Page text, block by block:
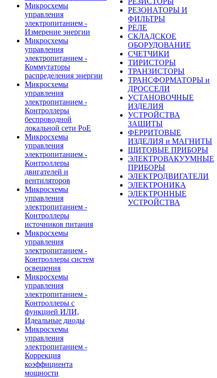
Микросхемы
управления
электропитанием -
Измерение энергии
Микросхемы
управления
электропитанием -
Коммутаторы
распределения энергии
Микросхемы
управления
электропитанием -
Контроллеры
беспроводной
локальной сети PoE
Микросхемы
управления
электропитанием -
Контроллеры
двигателей и
вентиляторов
Микросхемы
управления
электропитанием -
Контроллеры
источников питания
Микросхемы
управления
электропитанием -
Контроллеры систем
освещения
Микросхемы
управления
электропитанием -
Контроллеры с
функцией ИЛИ,
Идеальные диоды
Микросхемы
управления
электропитанием -
Коррекция
коэффициента
мощности
РЕЗОНАТОРЫ И
ФИЛЬТРЫ
РЕЛЕ
СКЛАДСКОЕ
ОБОРУДОВАНИЕ
СЧЕТЧИКИ
ТИРИСТОРЫ
ТРАНЗИСТОРЫ
ТРАНСФОРМАТОРЫ и
ДРОССЕЛИ
УСТАНОВОЧНЫЕ
ИЗДЕЛИЯ
УСТРОЙСТВА
ЗАЩИТЫ
ФЕРРИТОВЫЕ
ИЗДЕЛИЯ и МАГНИТЫ
ЩИТОВЫЕ ПРИБОРЫ
ЭЛЕКТРОВАКУУМНЫЕ
ПРИБОРЫ
ЭЛЕКТРОДВИГАТЕЛИ
ЭЛЕКТРОНИКА
ЭЛЕКТРОННЫЕ
УСТРОЙСТВА